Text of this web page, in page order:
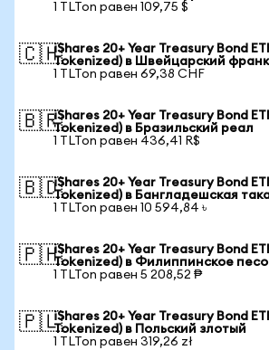
1 TLTon равен 109,75 $
🇨🇭iShares 20+ Year Treasury Bond
Tokenized) в Швейцарский франк
1 TLTon равен 69,38 CHF
🇧🇷iShares 20+ Year Treasury Bond
Tokenized) в Бразильский реал
1 TLTon равен 436,41 R$
🇧🇩iShares 20+ Year Treasury Bond
Tokenized) в Бангладешская
1 TLTon равен 10 594,84 ৳
🇵🇭iShares 20+ Year Treasury Bond
Tokenized) в Филиппинское песо
1 TLTon равен 5 208,52 ₱
🇵🇱iShares 20+ Year Treasury Bond
Tokenized) в Польский злотый
1 TLTon равен 319,26 zł